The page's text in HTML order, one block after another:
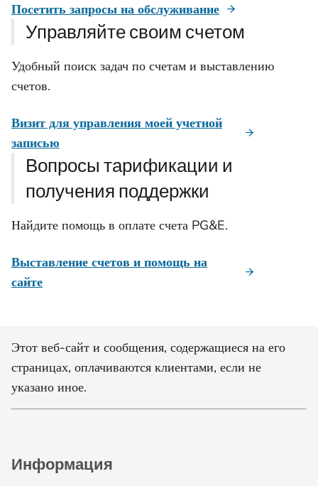
Посетить запросы на обслуживание
Управляйте своим счетом
Удобный поиск задач по счетам и выставлению
счетов.
Визит для управления моей учетной
записью
Вопросы тарификации и
получения поддержки
Найдите помощь в оплате счета PG&E.
Выставление счетов и помощь на
сайте
Этот веб-сайт и сообщения, содержащиеся на его
страницах, оплачиваются клиентами, если не
указано иное.
Информация